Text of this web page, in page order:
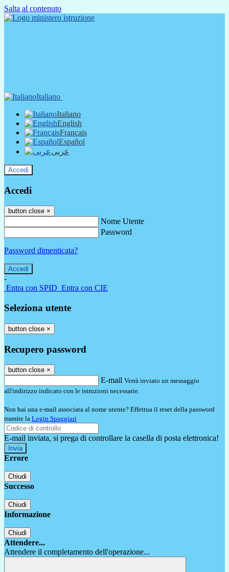
Salta al contenuto
Italiano
Italiano
English
Français
Español
عربى
Accedi
Accedi
button close ×
Nome Utente
Password
Password dimenticata?
-
Entra con SPID Entra con CIE
Seleziona utente
button close ×
Recupero password
button close ×
E-mail Verrà inviato un messaggio
all'indirizzo indicato con le istruzioni necessarie.
Non hai una e-mail associata al nome utente? Effettua il reset della password
tramite la Login Spaggiari
E-mail inviata, si prega di controllare la casella di posta elettronica!
Errore
Chiudi
Successo
Chiudi
Informazione
Chiudi
Attendere...
Attendere il completamento dell'operazione...